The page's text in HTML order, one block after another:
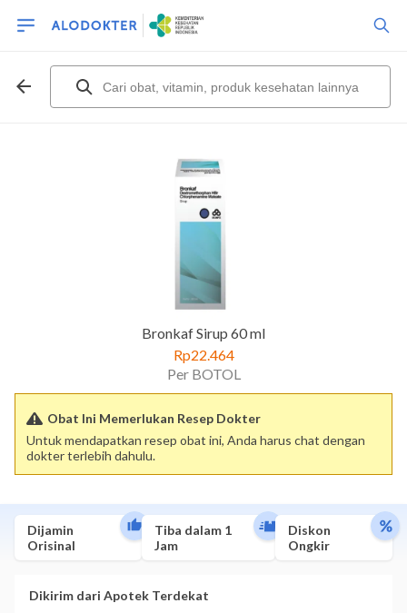
Bronkaf Sirup 60 ml
Rp22.464
Per BOTOL
Obat Ini Memerlukan Resep Dokter
Untuk mendapatkan resep obat ini, Anda harus chat dengan
dokter terlebih dahulu.
Dijamin
Orisinal
Tiba dalam 1
Jam
Diskon
Ongkir